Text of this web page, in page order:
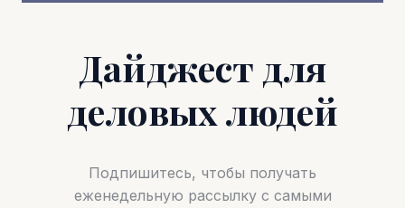
Дайджест для
деловых людей
Подпишитесь, чтобы получать
еженедельную рассылку с самыми